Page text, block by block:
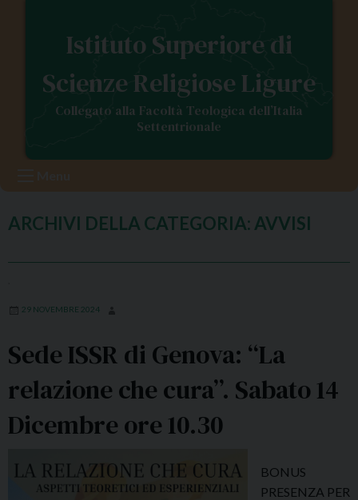
Istituto Superiore di
Scienze Religiose Ligure
Collegato alla Facoltà Teologica dell’Italia
Settentrionale
ARCHIVI DELLA CATEGORIA: AVVISI
29 NOVEMBRE 2024
Sede ISSR di Genova: “La
relazione che cura”. Sabato 14
Dicembre ore 10.30
BONUS
PRESENZA PER